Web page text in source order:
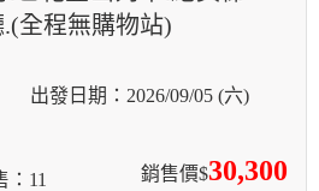
全程無購物站)
2026/09/05 (六)
銷售價$30,300
11